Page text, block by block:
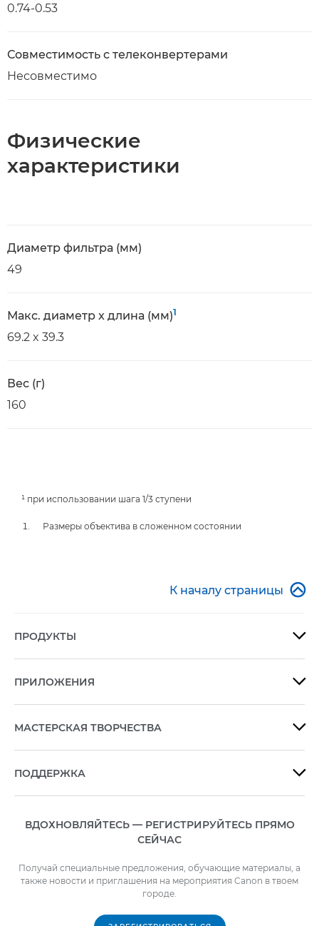
0.74-0.53
Совместимость с телеконвертерами
Несовместимо
Физические
характеристики
Диаметр фильтра (мм)
49
Макс. диаметр x длина (мм)1
69.2 x 39.3
Вес (г)
160
¹ при использовании шага 1/3 ступени
Размеры объектива в сложенном состоянии
К началу страницы 
ПРОДУКТЫ 
ПРИЛОЖЕНИЯ 
МАСТЕРСКАЯ ТВОРЧЕСТВА 
ПОДДЕРЖКА 
ВДОХНОВЛЯЙТЕСЬ — РЕГИСТРИРУЙТЕСЬ ПРЯМО
СЕЙЧАС
Получай специальные предложения, обучающие материалы, а
также новости и приглашения на мероприятия Canon в твоем
городе.